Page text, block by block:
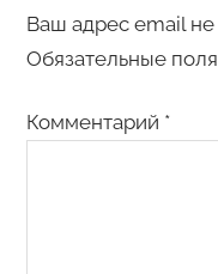
Ваш адрес email не
Обязательные
Комментарий *